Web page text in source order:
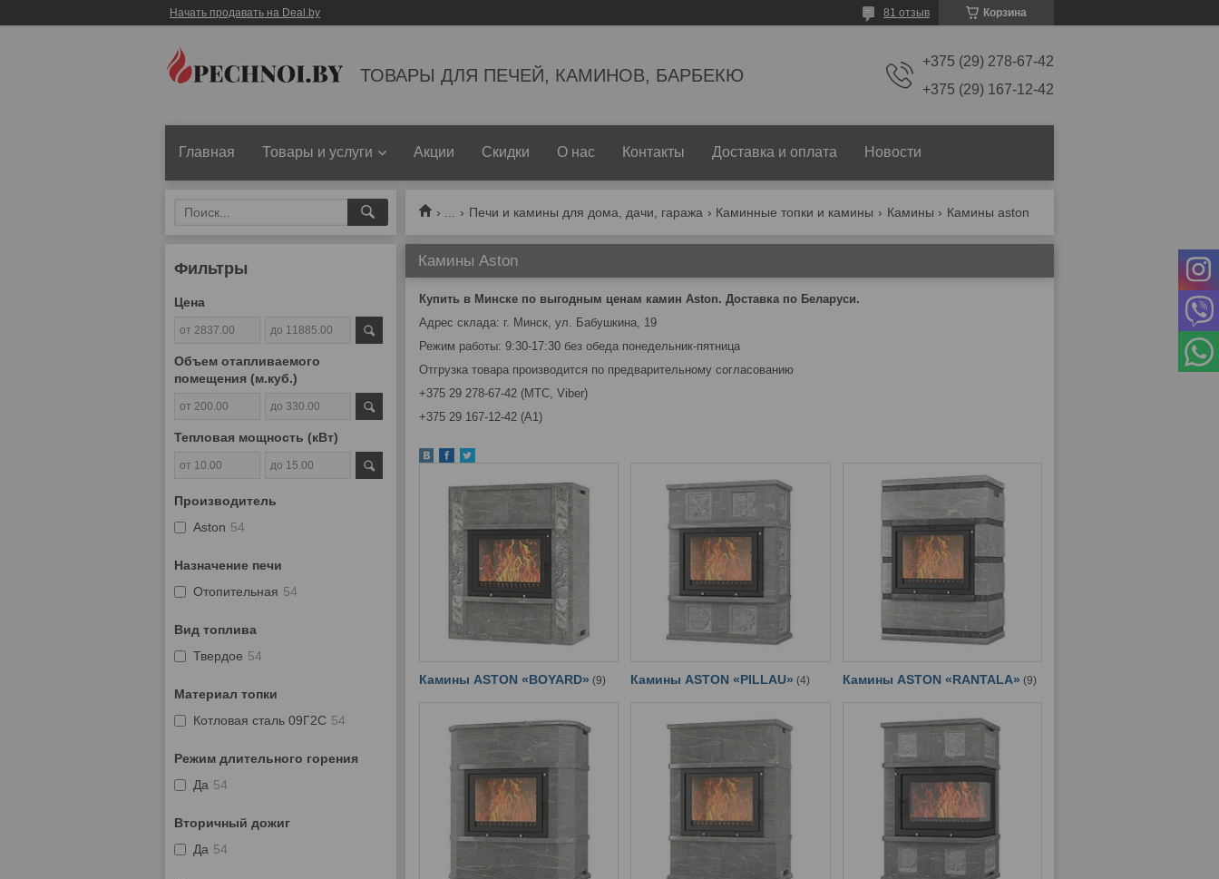
Начать продавать на Deal.by Корзина
81 отзыв
ТОВАРЫ ДЛЯ ПЕЧЕЙ, КАМИНОВ, БАРБЕКЮ
+375 (29) 278-67-42
+375 (29) 167-12-42
Главная Товары и услуги Акции Скидки О нас Контакты Доставка и оплата Новости
Печи и камины для дома, дачи, гаража Каминные топки и камины Камины Камины aston
Камины Aston
Купить в Минске по выгодным ценам камин Aston. Доставка по Беларуси.
Адрес склада: г. Минск, ул. Бабушкина, 19
Режим работы: 9:30-17:30 без обеда понедельник-пятница
Отгрузка товара производится по предварительному согласованию
+375 29 278-67-42 (МТС, Viber)
+375 29 167-12-42 (А1)
Камины ASTON «BOYARD» 9 Камины ASTON «PILLAU» 4 Камины ASTON «RANTALA» 9
Фильтры
Цена
Объем отапливаемого
помещения (м.куб.)
Тепловая мощность (кВт)
Производитель
Aston 54
Назначение печи
Отопительная 54
Вид топлива
Твердое 54
Материал топки
Котловая сталь 09Г2С 54
Режим длительного горения
Да 54
Вторичный дожиг
Да 54